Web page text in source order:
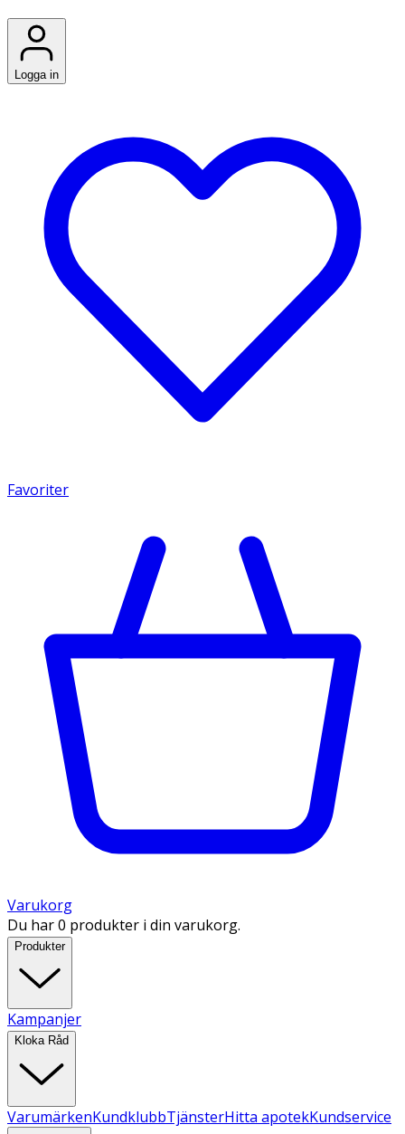
Logga in
Favoriter
Varukorg
Du har 0 produkter i din varukorg.
Produkter
Kampanjer
Kloka Råd
VarumärkenKundklubbTjänsterHitta apotekKundservice